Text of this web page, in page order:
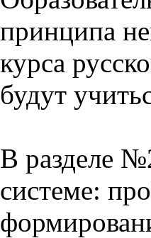
принципа
курса
будут
В разделе
системе: